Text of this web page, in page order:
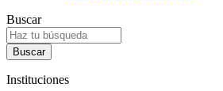
Buscar
Instituciones